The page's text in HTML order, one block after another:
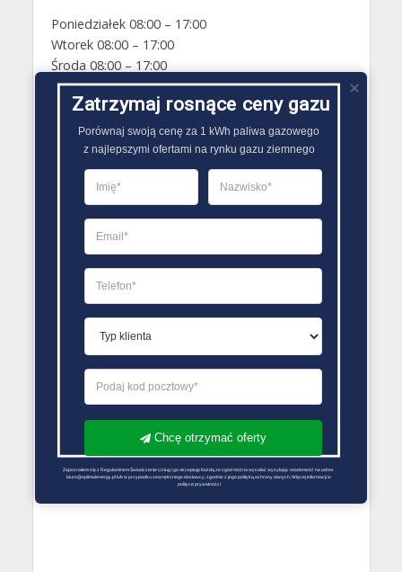
Poniedziałek 08:00 – 17:00
Wtorek 08:00 – 17:00
Środa 08:00 – 17:00
Czwartek 08:00 – 17:00
Piątek 08:00 – 17:00
Sobota Zamknięte
Niedziela Zamknięte
PORÓWNYWARKA OFERT GAZU
Zatrzymaj rosnące ceny gazu
Porównaj swoją cenę za 1 kWh paliwa gazowego
z najlepszymi ofertami na rynku gazu ziemnego
Chcę otrzymać oferty
Zapoznałem się z Regulaminem Świadczenie Usług i go akceptuję Każdą ze zgód można wycofać wysyłając wiadomość na adres
biuro@optimalenergy.pl lub w przypadku zewnętrznego dostawcy, zgodnie z jego polityką ochrony danych. Więcej informacji w
polityce prywatności